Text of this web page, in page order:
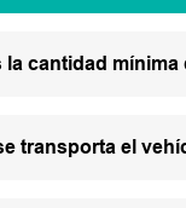
la cantidad
transporta el